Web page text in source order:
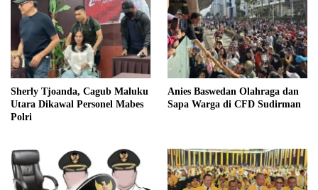
Sherly Tjoanda, Cagub Maluku
Utara Dikawal Personel Mabes
Polri
Anies Baswedan Olahraga dan
Sapa Warga di CFD Sudirman